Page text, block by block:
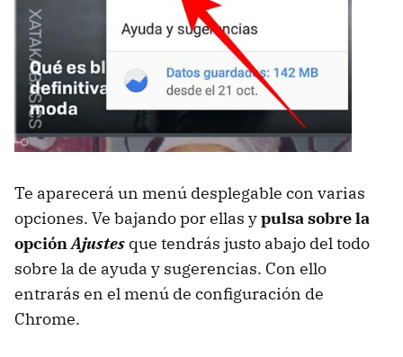
Te aparecerá un menú desplegable con varias
opciones. Ve bajando por ellas ypulsa sobre la
opciónAjustes que tendrás justo abajo del todo
sobre la de ayuda y sugerencias. Con ello
entrarás en el menú de configuración de
Chrome.